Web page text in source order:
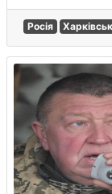
Росія